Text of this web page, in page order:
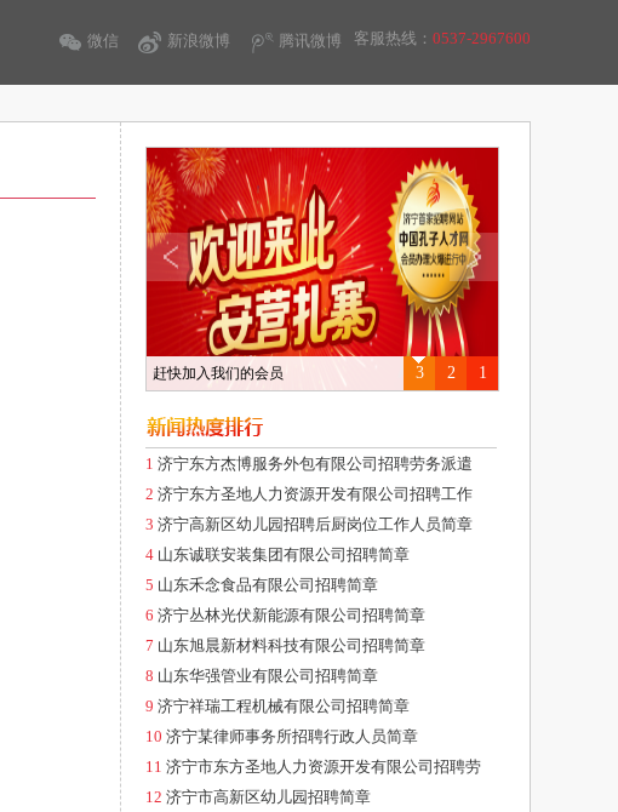
客服热线： 0537-2967600
腾讯微博
新浪微博
微信
1
2
3
赶快加入我们的会员
1 济宁东方杰博服务外包有限公司招聘劳务派遣
2 济宁东方圣地人力资源开发有限公司招聘工作
3 济宁高新区幼儿园招聘后厨岗位工作人员简章
4 山东诚联安装集团有限公司招聘简章
5 山东禾念食品有限公司招聘简章
6 济宁丛林光伏新能源有限公司招聘简章
7 山东旭晨新材料科技有限公司招聘简章
8 山东华强管业有限公司招聘简章
9 济宁祥瑞工程机械有限公司招聘简章
10 济宁某律师事务所招聘行政人员简章
11 济宁市东方圣地人力资源开发有限公司招聘劳
12 济宁市高新区幼儿园招聘简章